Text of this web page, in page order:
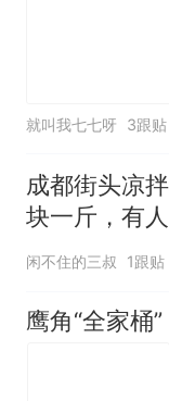
就叫我七七呀 3跟贴
成都街头凉
块一斤，有
闲不住的三叔 1跟贴
鹰角“全家桶